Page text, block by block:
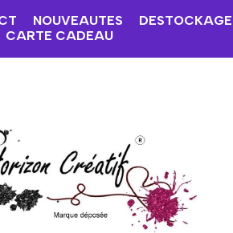
NOUVEAUTES
DESTOCKAGE
CARTE CADEAU